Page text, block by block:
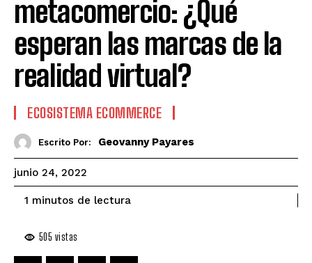
metacomercio: ¿Qué
esperan las marcas de la
realidad virtual?
ECOSISTEMA ECOMMERCE
Escrito Por: Geovanny Payares
junio 24, 2022
1 minutos de lectura
505 vistas